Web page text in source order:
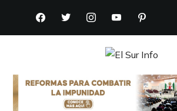
FACEBOOKTWITTERINSTAGRAMYOUTUBEPINTEREST